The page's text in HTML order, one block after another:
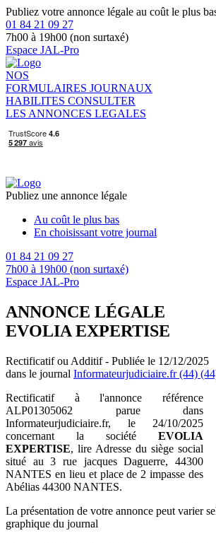
Publiez votre annonce légale au coût le plus
01 84 21 09 27
7h00 à 19h00 (non surtaxé)
Espace JAL-Pro
NOS
FORMULAIRES JOURNAUX
HABILITES CONSULTER
LES ANNONCES LEGALES
Publiez une annonce légale
Au coût le plus bas
En choisissant votre journal
01 84 21 09 27
7h00 à 19h00 (non surtaxé)
Espace JAL-Pro
ANNONCE LÉGALE
EVOLIA EXPERTISE
Rectificatif ou Additif - Publiée le 12/12/2025
dans le journal Informateurjudiciaire.fr (44)
Rectificatif à l'annonce référence
ALP01305062 parue dans
Informateurjudiciaire.fr, le 24/10/2025
concernant la société EVOLIA
EXPERTISE, lire Adresse du siège social
situé au 3 rue jacques Daguerre, 44300
NANTES en lieu et place de 2 impasse des
Abélias 44300 NANTES.
La présentation de votre annonce peut varier
graphique du journal